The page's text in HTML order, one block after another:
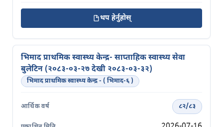
थप हेर्नुहोस्
भिमाद प्राथमिक स्वास्थ्य केन्द्र- साप्ताहिक स्वास्थ्य सेवा
बुलेटिन (२०८३-०३-२७ देखी २०८३-०३-३२)
भिमाद प्राथमिक स्वास्थ्य केन्द्र - ( भिमाद-६ )
८२/८३